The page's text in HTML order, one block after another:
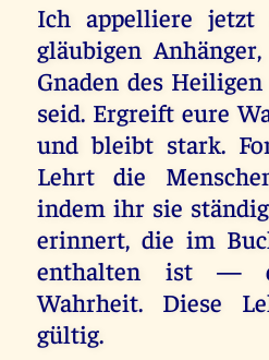
Ich appelliere jetzt
gläubigen
Gnaden des
seid. Ergreift eure
und bleibt stark.
Lehrt die
indem ihr sie
erinnert, die im
enthalten ist —
Wahrheit. Diese
gültig.